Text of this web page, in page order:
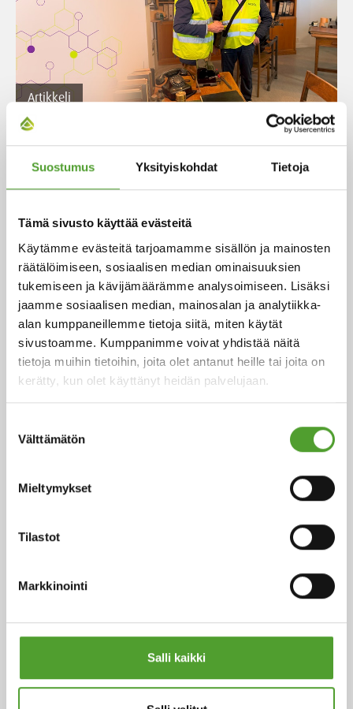
Suostumus Yksityiskohdat Tietoja
Tämä sivusto käyttää evästeitä
Käytämme evästeitä tarjoamamme sisällön ja mainosten
räätälöimiseen, sosiaalisen median ominaisuuksien
tukemiseen ja kävijämäärämme analysoimiseen. Lisäksi
jaamme sosiaalisen median, mainosalan ja analytiikka-
alan kumppaneillemme tietoja siitä, miten käytät
sivustoamme. Kumppanimme voivat yhdistää näitä
tietoja muihin tietoihin, joita olet antanut heille tai joita on
kerätty, kun olet käyttänyt heidän palvelujaan.
valinta
Välttämätön
Mieltymykset
Tilastot
Markkinointi
Salli kaikki
Artikkeli
Sata vuotta kumppanuutta: Algol ja
Evonik juhlistavat 100 vuoden
yhteistyötä
Kumppanuus sai alkunsa keramiikkateollisuuden
valmisteista ja on sittemmin laajentunut moniin
muihin kemiallisiin tuotteisiin ja teollisiin ratkaisuihin.
Yhteistyön kestävyys kumpuaa molempien yritysten
historiasta, jatkuvasta kehityksestä ja
sopeutumiskyvystä yli vuosisadan ajan.
Lue lisää
asetuksen ilmoitusvelvoitteet ja
UFI-tunnisteen merkitys